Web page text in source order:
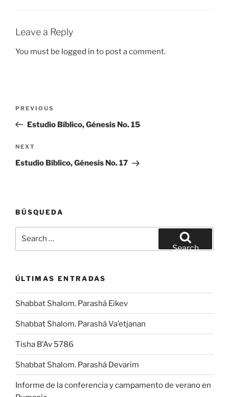
Leave a Reply
You must be logged in to post a comment.
Previous
Post
PREVIOUS
Estudio Bíblico, Génesis No. 15
Next
Post
NEXT
Estudio Bíblico, Génesis No. 17
BÚSQUEDA
Search
ÚLTIMAS ENTRADAS
Shabbat Shalom. Parashá Eikev
Shabbat Shalom. Parashá Va’etjanan
Tisha B’Av 5786
Shabbat Shalom. Parashá Devarim
Informe de la conferencia y campamento de verano en